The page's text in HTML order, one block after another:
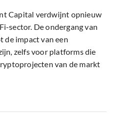
Capital verdwijnt opnieuw
sector. De ondergang van
de impact van een
zelfs voor platforms die
van de markt